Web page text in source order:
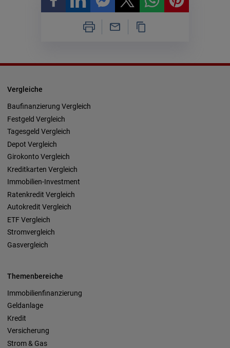
Vergleiche
Baufinanzierung Vergleich
Festgeld Vergleich
Tagesgeld Vergleich
Depot Vergleich
Girokonto Vergleich
Kreditkarten Vergleich
Immobilien-Investment
Ratenkredit Vergleich
Autokredit Vergleich
ETF Vergleich
Stromvergleich
Gasvergleich
Themenbereiche
Immobilienfinanzierung
Geldanlage
Kredit
Versicherung
Strom & Gas